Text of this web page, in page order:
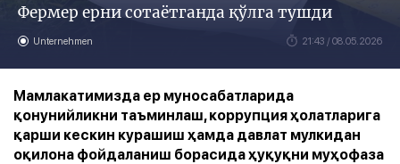
Фермер ерни сотаётганда қўлга тушди
Unternehmen 21:43 / 08.05.2026
Мамлакатимизда ер муносабатларида
қонунийликни таъминлаш, коррупция ҳолатларига
қарши кескин курашиш ҳамда давлат мулкидан
оқилона фойдаланиш борасида ҳуқуқни муҳофаза